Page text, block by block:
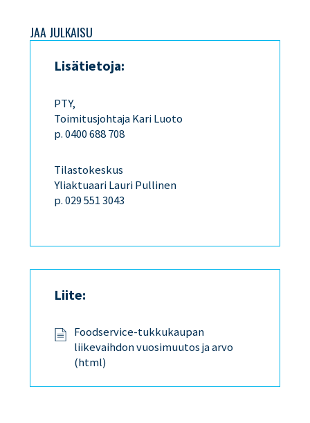
JAA JULKAISU
Lisätietoja:
PTY,
Toimitusjohtaja Kari Luoto
p. 0400 688 708
Tilastokeskus
Yliaktuaari Lauri Pullinen
p. 029 551 3043
Liite:
Foodservice-tukkukaupan
liikevaihdon vuosimuutos ja arvo
(html)